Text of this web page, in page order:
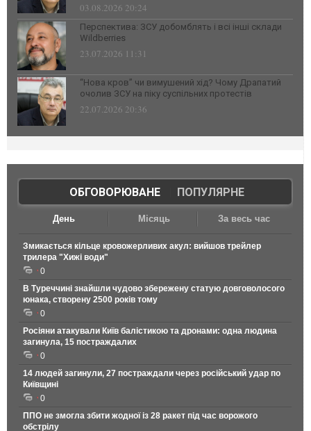
03.08.2026 20:24
Перспектива: ЗСУ добомблять і всі інші склади
Wildberries
23.07.2026 11:31
“Нова кров” чи вимушений хід? Чому Драпатий
очолив ЗСУ на піку суспільних протестів
22.07.2026 20:36
ОБГОВОРЮВАНЕ| ПОПУЛЯРНЕ
День Місяць За весь час
Змикається кільце кровожерливих акул: вийшов трейлер
трилера "Хижі води"
0
В Туреччині знайшли чудово збережену статую довговолосого
юнака, створену 2500 років тому
0
Росіяни атакували Київ балістикою та дронами: одна людина
загинула, 15 постраждалих
0
14 людей загинули, 27 постраждали через російський удар по
Київщині
0
ППО не змогла збити жодної із 28 ракет під час ворожого
обстрілу